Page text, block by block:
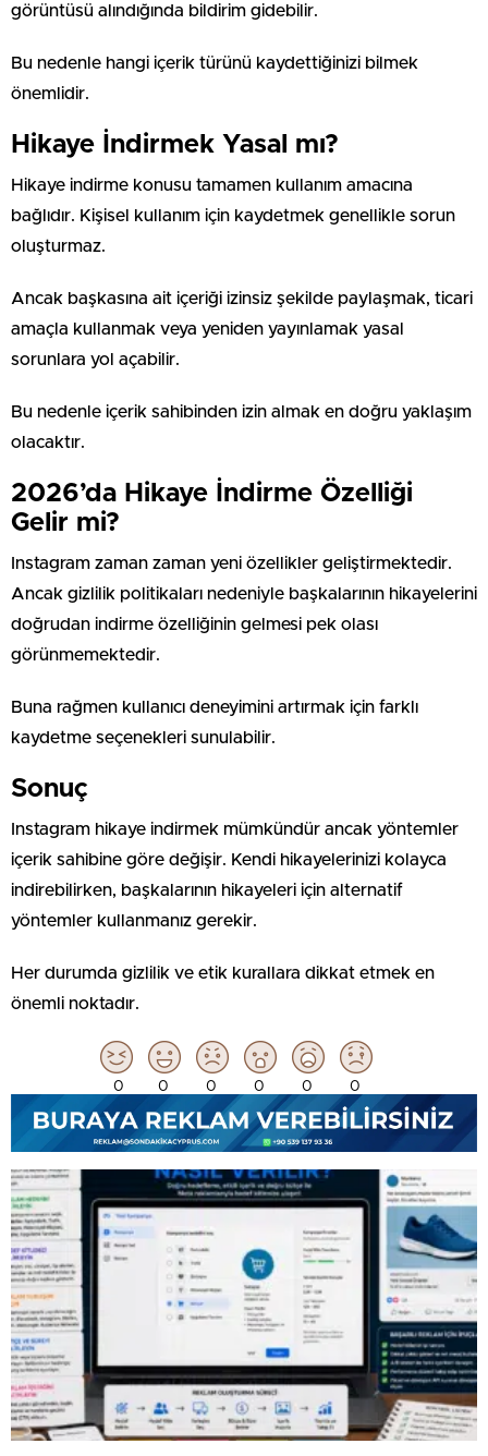
görüntüsü alındığında bildirim gidebilir.
Bu nedenle hangi içerik türünü kaydettiğinizi bilmek
önemlidir.
Hikaye İndirmek Yasal mı?
Hikaye indirme konusu tamamen kullanım amacına
bağlıdır. Kişisel kullanım için kaydetmek genellikle sorun
oluşturmaz.
Ancak başkasına ait içeriği izinsiz şekilde paylaşmak, ticari
amaçla kullanmak veya yeniden yayınlamak yasal
sorunlara yol açabilir.
Bu nedenle içerik sahibinden izin almak en doğru yaklaşım
olacaktır.
2026’da Hikaye İndirme Özelliği
Gelir mi?
Instagram zaman zaman yeni özellikler geliştirmektedir.
Ancak gizlilik politikaları nedeniyle başkalarının hikayelerini
doğrudan indirme özelliğinin gelmesi pek olası
görünmemektedir.
Buna rağmen kullanıcı deneyimini artırmak için farklı
kaydetme seçenekleri sunulabilir.
Sonuç
Instagram hikaye indirmek mümkündür ancak yöntemler
içerik sahibine göre değişir. Kendi hikayelerinizi kolayca
indirebilirken, başkalarının hikayeleri için alternatif
yöntemler kullanmanız gerekir.
Her durumda gizlilik ve etik kurallara dikkat etmek en
önemli noktadır.
0 0 0 0 0 0